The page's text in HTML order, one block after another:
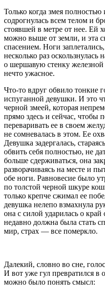
Только когда змея полностью
содрогнулась всем телом и
стоявшей в метре от нее. Ей
можно выше от земли, и эта
спасением. Ноги
несколько раз оскользнулась
о шершавую стенку
нечто ужасное.
Что-то вдруг обвило тонкие
испуганной девушки. И это
черной змеей, которая
прямо здесь и сейчас, чтобы
переваривать ее в своем
не сомневалась в этом. Ее
Девушка задергалась,
обвить себя полностью, не
больше сдерживаться, она
разворачиваясь на месте и
обе ноги. Равновесие было
по толстой черной шкуре
только крепче сжимал ее
девушка нелепо взмахнула
она с силой ударилась о край
недавно должна была стать
мир, страх — все померкло.
Далекий, словно во сне,
И вот уже гул превратился в
можно было понять смысл: